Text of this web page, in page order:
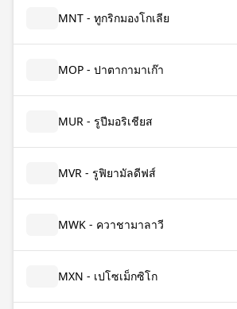
MNT - ทูกริกมองโกเลีย
MOP - ปาตากามาเก๊า
MUR - รูปีมอริเชียส
MVR - รูฟิยามัลดีฟส์
MWK - ควาชามาลาวี
MXN - เปโซเม็กซิโก